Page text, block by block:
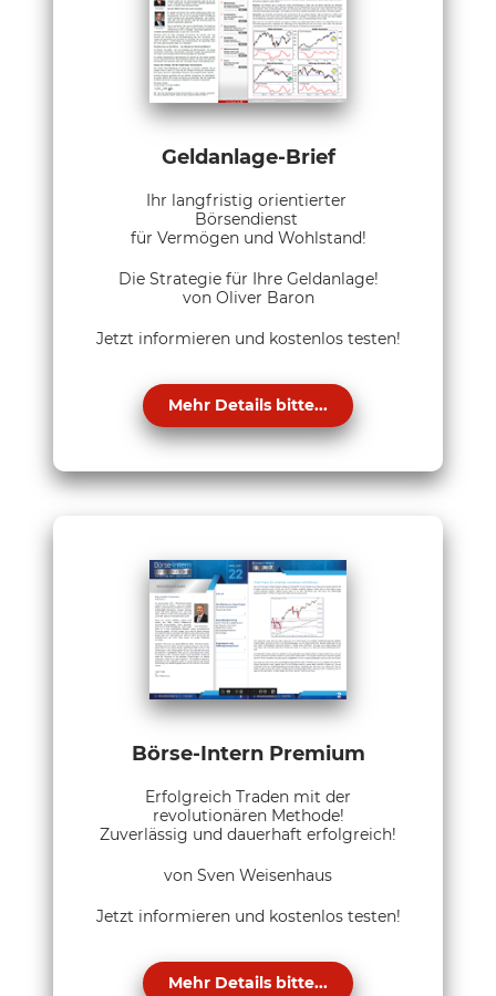
Geldanlage-Brief
Ihr langfristig orientierter
Börsendienst
für Vermögen und Wohlstand!
Die Strategie für Ihre Geldanlage!
von Oliver Baron
Jetzt informieren und kostenlos testen!
Mehr Details bitte...
Börse-Intern Premium
Erfolgreich Traden mit der
revolutionären Methode!
Zuverlässig und dauerhaft erfolgreich!
von Sven Weisenhaus
Jetzt informieren und kostenlos testen!
Mehr Details bitte...